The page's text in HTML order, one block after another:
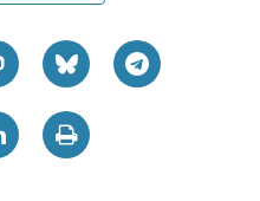
iragarki eta eduki
eta edukia
biltzeko eta
nork eta zertarako